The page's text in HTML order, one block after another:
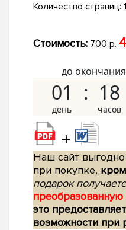
Количество страниц:
Стоимость: 700 р.
до
01 18
+
Наш сайт выгодно
при покупке,
подарок получаете
преобразованную
это
возможности при